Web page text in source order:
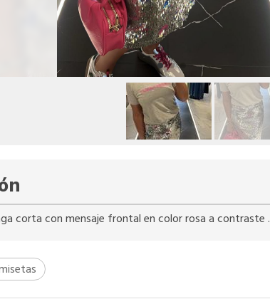
corta con mensaje frontal en color rosa a contraste .